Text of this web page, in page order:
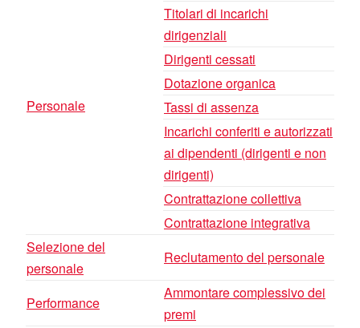
Personale
Titolari di incarichi
dirigenziali
Dirigenti cessati
Dotazione organica
Tassi di assenza
Incarichi conferiti e autorizzati
ai dipendenti (dirigenti e non
dirigenti)
Contrattazione collettiva
Contrattazione integrativa
Selezione del
personale
Reclutamento del personale
Performance
Ammontare complessivo dei
premi